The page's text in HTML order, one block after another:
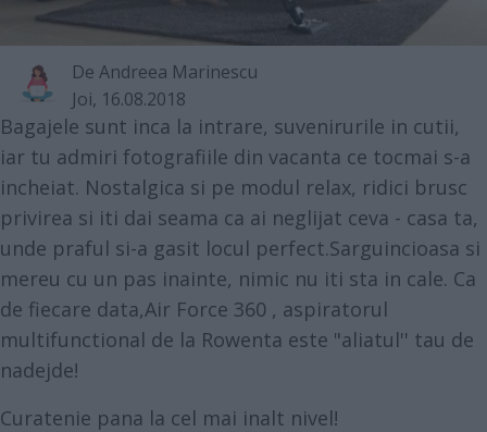
De Andreea Marinescu
Joi, 16.08.2018
Bagajele sunt inca la intrare, suvenirurile in cutii,
iar tu admiri fotografiile din vacanta ce tocmai s-a
incheiat. Nostalgica si pe modul relax, ridici brusc
privirea si iti dai seama ca ai neglijat ceva - casa ta,
unde praful si-a gasit locul perfect.Sarguincioasa si
mereu cu un pas inainte, nimic nu iti sta in cale. Ca
de fiecare data,Air Force 360 , aspiratorul
multifunctional de la Rowenta este "aliatul'' tau de
nadejde!
Curatenie pana la cel mai inalt nivel!